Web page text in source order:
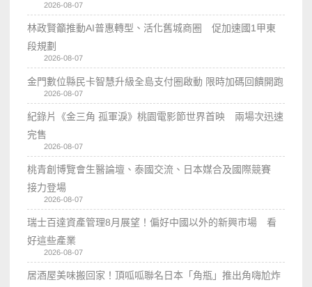
2026-08-07
林政賢籲推動AI普惠轉型、活化舊城商圈 促加速國1甲東
段規劃
2026-08-07
金門數位縣民卡智慧升級全島支付圈啟動 限時加碼回饋開跑
2026-08-07
紀錄片《金三角 孤軍淚》桃園電影節世界首映 兩場次迅速
完售
2026-08-07
桃青創博覽會生醫論壇、泰國交流、日本媒合及國際競賽
接力登場
2026-08-07
瑞士百達資產管理8月展望！偏好中國以外的新興市場 看
好這些產業
2026-08-07
居酒屋美味搬回家！頂呱呱聯名日本「角瓶」推出角嗨尬炸